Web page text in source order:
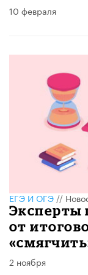
10 февраля
ЕГЭ И ОГЭ//
Эксперты
от
2 ноября